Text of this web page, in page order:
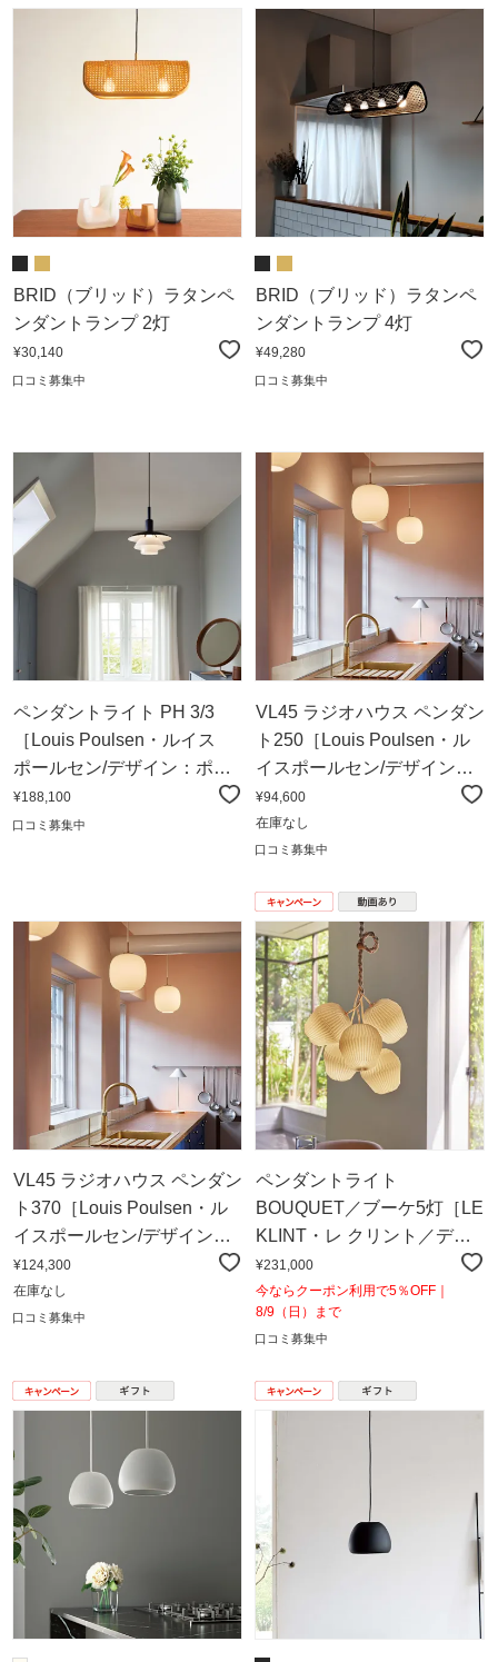
BRID（ブリッド）ラタンペ
ンダントランプ 2灯
¥30,140
口コミ募集中
BRID（ブリッド）ラタンペ
ンダントランプ 4灯
¥49,280
口コミ募集中
ペンダントライト PH 3/3
［Louis Poulsen・ルイス
ポールセン/デザイン：ポー
ル・ヘニングセン］
¥188,100
口コミ募集中
VL45 ラジオハウス ペンダン
ト250［Louis Poulsen・ル
イスポールセン/デザイン：
ヴィルヘルム・ラウリッ
ツェン］
¥94,600
在庫なし
口コミ募集中
VL45 ラジオハウス ペンダン
ト370［Louis Poulsen・ル
イスポールセン/デザイン：
ヴィルヘルム・ラウリッ
ツェン］
¥124,300
在庫なし
口コミ募集中
ペンダントライト
BOUQUET／ブーケ5灯［LE
KLINT・レ クリント／デザ
イン：センヤ・スヴァー・
ダムケア］
¥231,000
今ならクーポン利用で5％OFF｜
8/9（日）まで
口コミ募集中